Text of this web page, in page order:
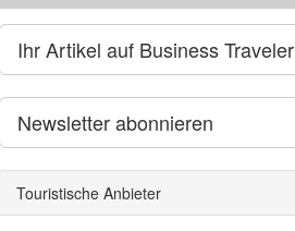
Ihr Artikel auf Business Traveler
Newsletter abonnieren
Touristische Anbieter